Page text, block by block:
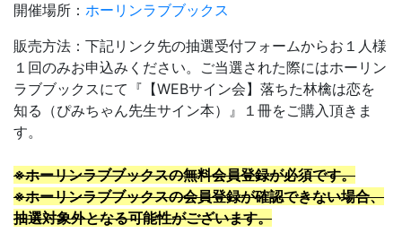
開催場所： ホーリンラブブックス
販売方法：下記リンク先の抽選受付フォームからお１人様
１回のみお申込みください。ご当選された際にはホーリン
ラブブックスにて『【WEBサイン会】 落ちた林檎は恋を
知る （ぴみちゃん先生サイン本）』１冊をご購入頂きま
す。
※ホーリンラブブックスの無料会員登録が必須です。
※ホーリンラブブックスの会員登録が確認できない場合、
抽選対象外となる可能性がございます。